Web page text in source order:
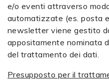
e/o eventi attraverso
automatizzate (es. posta
newsletter viene gestito
appositamente nominata
del trattamento dei dati.
Presupposto per il